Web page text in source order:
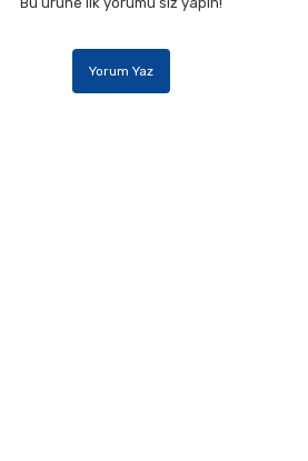
Yorum Yaz